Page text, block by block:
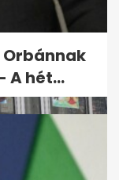
a
A hét...